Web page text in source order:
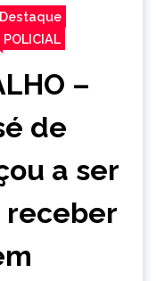
Destaque
POLICIAL
–
de
a ser
receber